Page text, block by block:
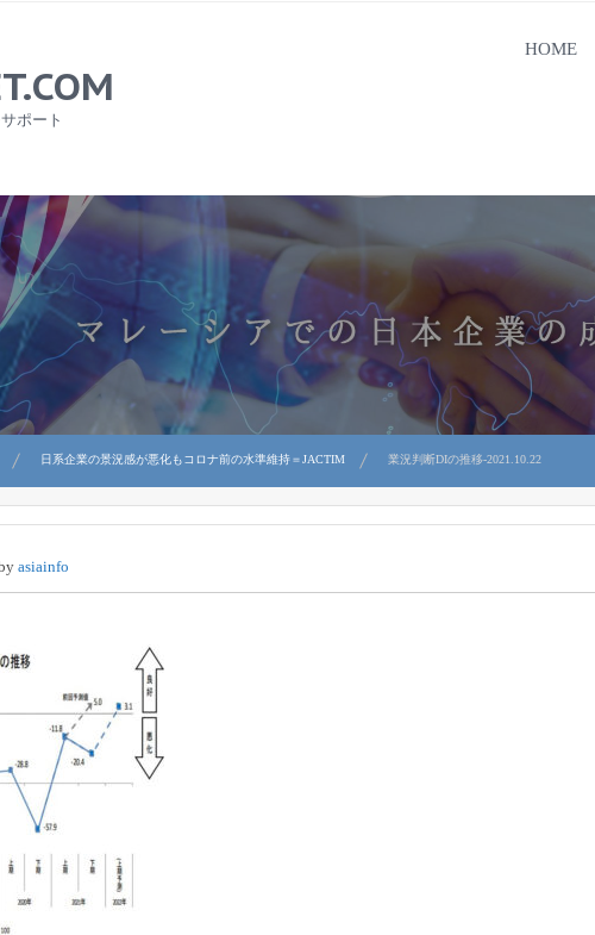
ポート
HOME
日系企業の景況感が悪化もコロナ前の水準維持＝JACTIM 業況判断DIの推移-2021.10.22
asiainfo